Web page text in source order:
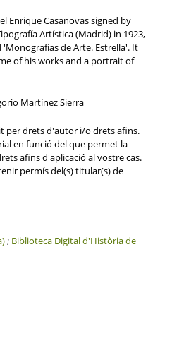
Enrique Casanovas signed by
Artística (Madrid) in 1923,
de Arte. Estrella'. It
of his works and a portrait of
Martínez Sierra
per drets d'autor i/o drets afins.
en funció del que permet la
afins d'aplicació al vostre cas.
permís del(s) titular(s) de
; Biblioteca Digital d'Història de